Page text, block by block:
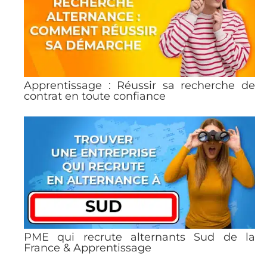
Apprentissage : Réussir sa recherche de
contrat en toute confiance
PME qui recrute alternants Sud de la
France & Apprentissage